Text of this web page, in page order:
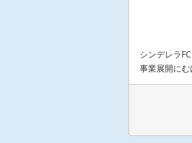
シンデレラ
事業展開に